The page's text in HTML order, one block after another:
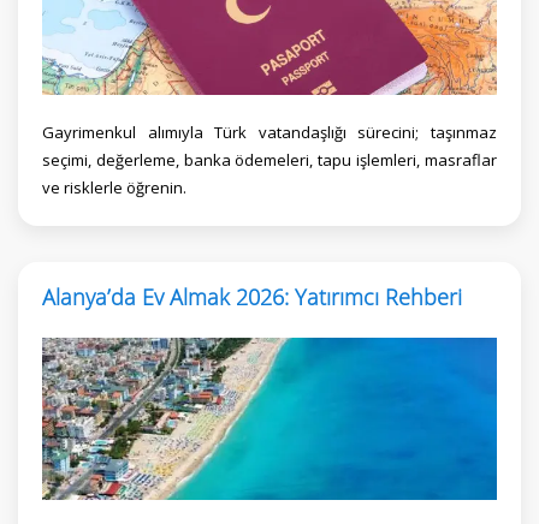
Gayrimenkul alımıyla Türk vatandaşlığı sürecini; taşınmaz
seçimi, değerleme, banka ödemeleri, tapu işlemleri, masraflar
ve risklerle öğrenin.
Alanya’da Ev Almak 2026: Yatırımcı Rehberi